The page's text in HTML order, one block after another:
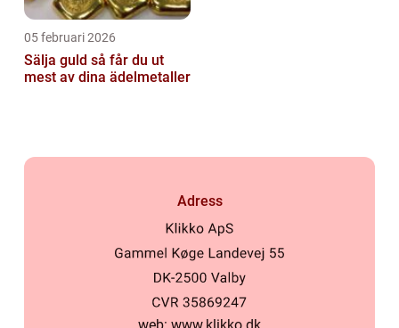
05 februari 2026
Sälja guld så får du ut
mest av dina ädelmetaller
Adress